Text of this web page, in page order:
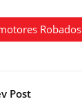
Robados
Post